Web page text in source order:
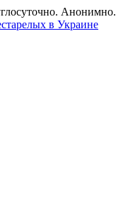
Анонимно.
в Украине